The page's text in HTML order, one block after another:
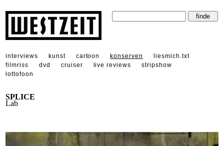
interviews kunst cartoon konserven
liesmich.txt
filmriss
dvd cruiser live reviews
stripshow
lottofoon
SPLICE
Lab